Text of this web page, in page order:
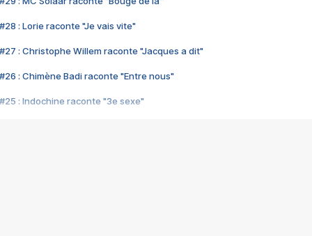
#28 : Lorie raconte "Je vais vite"
#27 : Christophe Willem raconte "Jacques a dit"
#26 : Chimène Badi raconte "Entre nous"
#25 : Indochine raconte "3e sexe"